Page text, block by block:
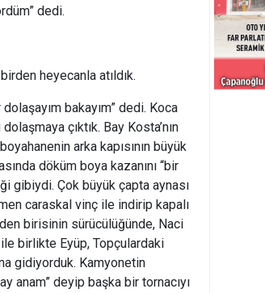
dedi.
heyecanla atıldık.
bakayım” dedi. Koca
çıktık. Bay Kosta’nın
arka kapısının büyük
döküm boya kazanını “bir
gibiydi. Çok büyük çapta aynası
caraskal vinç ile indirip kapalı
birisinin sürücülüğünde, Naci
birlikte Eyüp, Topçulardaki
gidiyorduk. Kamyonetin
anam” deyip başka bir tornacıyı